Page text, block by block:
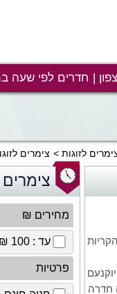
חדרים לפי שעה
לזוגות צימרים
חדרה
צימרים
מחירים ₪
עד : 100 ₪
פרטיות